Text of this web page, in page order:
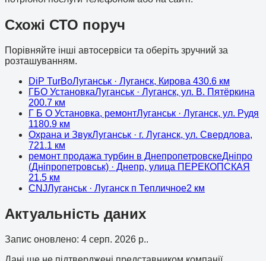
Схожі СТО поруч
Порівняйте інші автосервіси та оберіть зручний за
розташуванням.
DiP TurBoЛуганськ · Луганск, Кирова 430.6 км
ГБО УстановкаЛуганськ · Луганск, ул. В. Пятёркина
200.7 км
Г Б О Установка, ремонтЛуганськ · Луганск, ул. Рудя
1180.9 км
Охрана и ЗвукЛуганськ · г. Луганск, ул. Свердлова,
721.1 км
ремонт продажа турбин в ДнепропетровскеДніпро
(Дніпропетровськ) · Днепр, улица ПЕРЕКОПСКАЯ
21.5 км
CNJЛуганськ · Луганск п Тепличное2 км
Актуальність даних
Запис оновлено: 4 серп. 2026 р..